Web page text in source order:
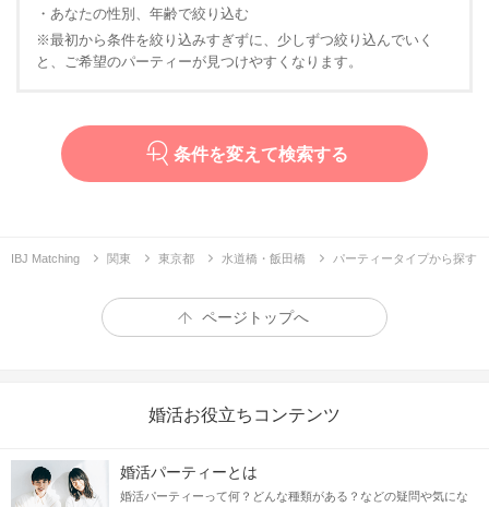
・あなたの性別、年齢で絞り込む
※最初から条件を絞り込みすぎずに、少しずつ絞り込んでいく
と、ご希望のパーティーが見つけやすくなります。
条件を変えて検索する
IBJ Matching 関東 東京都 水道橋・飯田橋 パーティータイプから探す
ページトップへ
婚活お役立ちコンテンツ
婚活パーティーとは
婚活パーティーって何？どんな種類がある？などの疑問や気にな